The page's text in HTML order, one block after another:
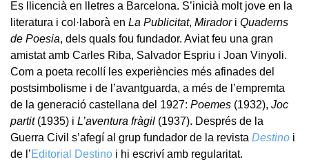
Es llicencià en lletres a Barcelona. S’inicià molt jove en la
literatura i col·laborà en La Publicitat, Miradori Quaderns
de Poesia, dels quals fou fundador. Aviat feu una gran
amistat amb Carles Riba, Salvador Espriu i Joan Vinyoli.
Com a poeta recollí les experiències més afinades del
postsimbolisme i de l’avantguarda, a més de l’empremta
de la generació castellana del 1927: Poemes (1932), Joc
partit(1935) i L’aventura fràgil (1937). Després de la
Guerra Civil s’afegí al grup fundador de la revista Destino i
de l’Editorial Destino i hi escriví amb regularitat.